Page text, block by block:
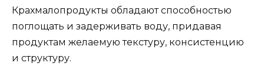
Крахмалопродукты обладают способностью
поглощать и задерживать воду, придавая
продуктам желаемую текстуру, консистенцию
и структуру.